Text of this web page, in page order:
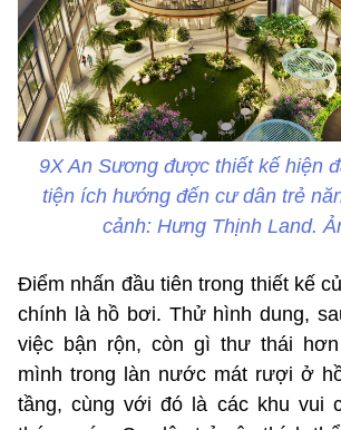
9X An Sương được thiết kế hiện
tiện ích hướng đến cư dân trẻ
cảnh: Hưng Thịnh Land.
Điểm nhấn đầu tiên trong thiết kế
chính là hồ bơi. Thử hình dung,
việc bận rộn, còn gì thư thái
mình trong làn nước mát rượi ở
tầng, cùng với đó là các khu vui